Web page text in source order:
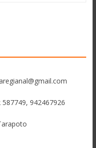
587749, 942467926